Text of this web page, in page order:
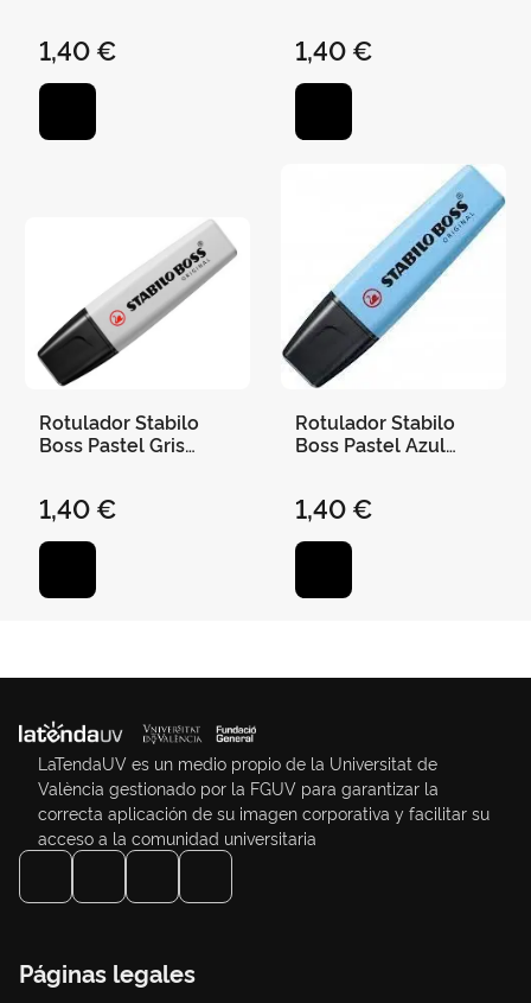
1,40 € 1,40 €
Rotulador Stabilo
Boss Pastel Gris
1,40 €
Rotulador Stabilo
Boss Pastel Azul
1,40 €
LaTendaUV es un medio propio de la Universitat de
València gestionado por la FGUV para garantizar la
correcta aplicación de su imagen corporativa y facilitar su
acceso a la comunidad universitaria
Páginas legales